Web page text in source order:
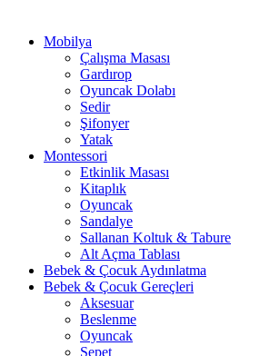
Mobilya
Çalışma Masası
Gardırop
⁠Oyuncak Dolabı
Sedir
Şifonyer
Yatak
Montessori
Etkinlik Masası
Kitaplık
Oyuncak
Sandalye
Sallanan Koltuk & Tabure
Alt Açma Tablası
Bebek & Çocuk Aydınlatma
Bebek & Çocuk Gereçleri
Aksesuar
Beslenme
Oyuncak
Sepet